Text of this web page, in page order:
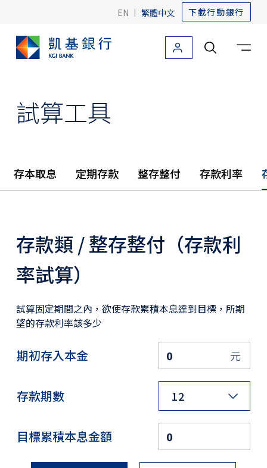
EN | 繁體中文 下載行動銀行
個人金融首頁
貸款
存款
投資理財
保險
數位金融
集團成員
試算工具
存本取息 定期存款 整存整付 存款利率
存款類 / 整存整付（存款利
率試算）
試算固定期間之內，欲使存款累積本息達到目標，所期
望的存款利率該多少
期初存入本金 元
存款期數 12
目標累積本息金額